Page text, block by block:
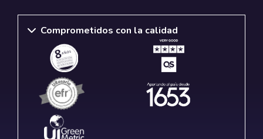
Comprometidos con la calidad